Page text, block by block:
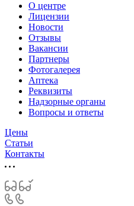
О центре
Лицензии
Новости
Отзывы
Вакансии
Партнеры
Фотогалерея
Аптека
Реквизиты
Надзорные органы
Вопросы и ответы
Цены
Статьи
Контакты